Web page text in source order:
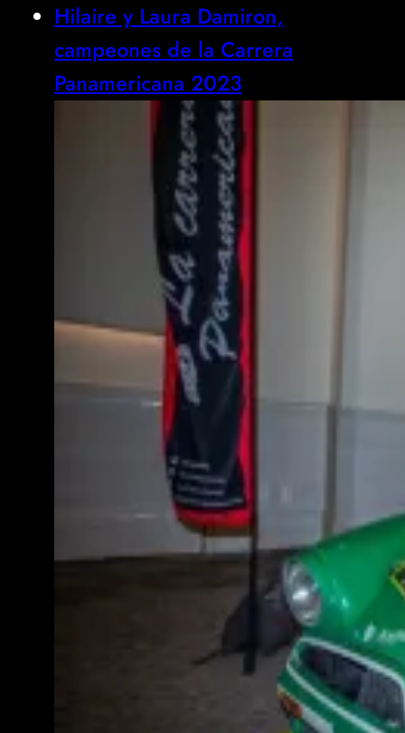
Hilaire y Laura Damiron,
campeones de la Carrera
Panamericana 2023